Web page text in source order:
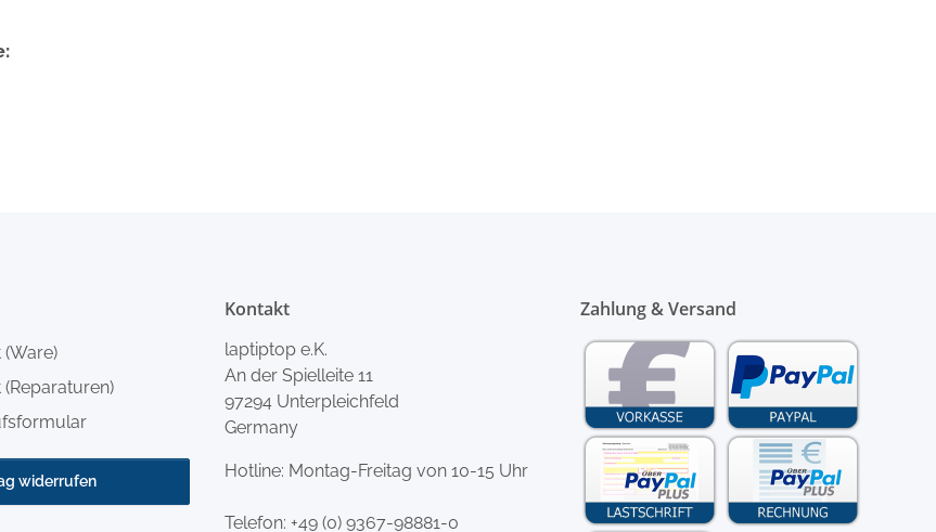
widerrufen
Kontakt
laptiptop e.K.
An der Spielleite 11
97294 Unterpleichfeld
Germany
Hotline: Montag-Freitag von 10-15 Uhr
Telefon: +49 (0) 9367-98881-0
Zahlung & Versand